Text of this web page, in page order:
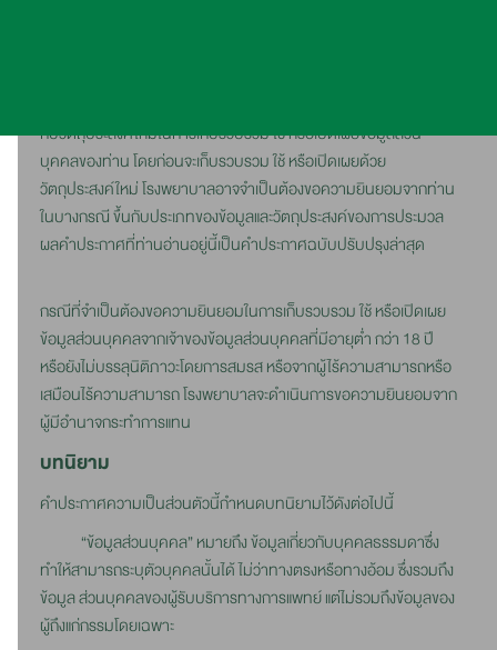
กับวัตถุประสงค์ใหม่ในการเก็บรวบรวม ใช้ หรือเปิดเผยข้อมูลส่วน
บุคคลของท่าน โดยก่อนจะเก็บรวบรวม ใช้ หรือเปิดเผยด้วย
วัตถุประสงค์ใหม่ โรงพยาบาลอาจจำเป็นต้องขอความยินยอมจากท่าน
ในบางกรณี ขึ้นกับประเภทของข้อมูลและวัตถุประสงค์ของการประมวล
ผลคำประกาศที่ท่านอ่านอยู่นี้เป็นคำประกาศฉบับปรับปรุงล่าสุด
กรณีที่จำเป็นต้องขอความยินยอมในการเก็บรวบรวม ใช้ หรือเปิดเผย
ข้อมูลส่วนบุคคลจากเจ้าของข้อมูลส่วนบุคคลที่มีอายุต่ำ กว่า 18 ปี
หรือยังไม่บรรลุนิติภาวะโดยการสมรส หรือจากผู้ไร้ความสามารถหรือ
เสมือนไร้ความสามารถ โรงพยาบาลจะดำเนินการขอความยินยอมจาก
ผู้มีอำนาจกระทำการแทน
บทนิยาม
คำประกาศความเป็นส่วนตัวนี้กำหนดบทนิยามไว้ดังต่อไปนี้
“ข้อมูลส่วนบุคคล” หมายถึง ข้อมูลเกี่ยวกับบุคคลธรรมดาซึ่ง
ทำให้สามารถระบุตัวบุคคลนั้นได้ ไม่ว่าทางตรงหรือทางอ้อม ซึ่งรวมถึง
ข้อมูล ส่วนบุคคลของผู้รับบริการทางการแพทย์ แต่ไม่รวมถึงข้อมูลของ
ผู้ถึงแก่กรรมโดยเฉพาะ